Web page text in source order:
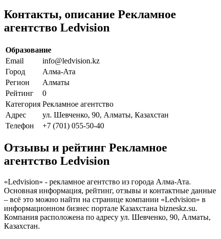
Контакты, описание Рекламное
агентство Ledvision
Образование
Email
info@ledvision.kz
Город
Алма-Ата
Регион
Алматы
Рейтинг
0
Категория Рекламное агентство
Адрес
ул. Шевченко, 90, Алматы, Казахстан
Телефон
+7 (701) 055-50-40
Отзывы и рейтинг Рекламное
агентство Ledvision
«Ledvision» - рекламное агентство из города Алма-Ата.
Основная информация, рейтинг, отзывы и контактные данные
– всё это можно найти на странице компании «Ledvision» в
информационном бизнес портале Казахстана bizneskz.su.
Компания расположена по адресу ул. Шевченко, 90, Алматы,
Казахстан.